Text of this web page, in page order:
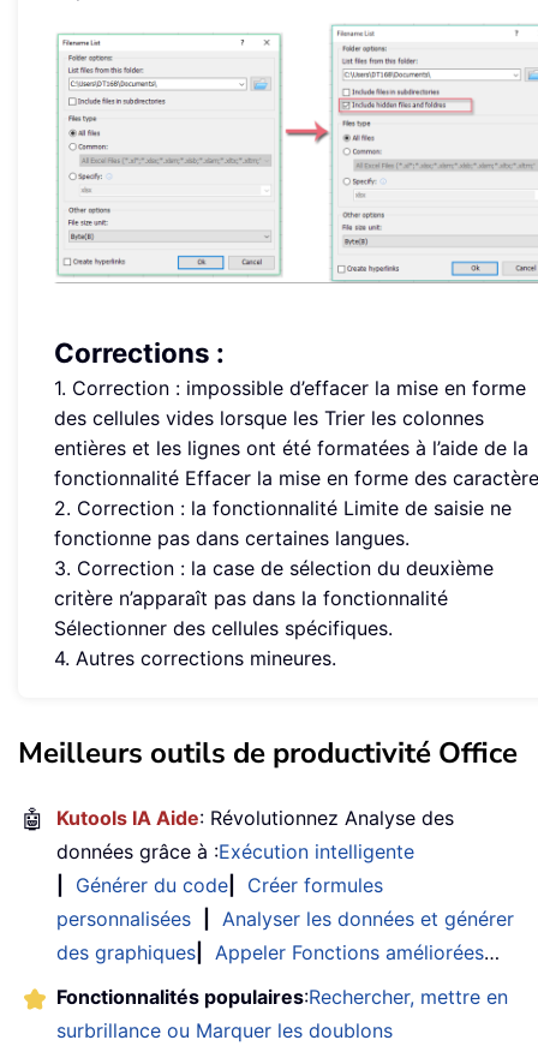
Corrections :
1. Correction : impossible d’effacer la mise en forme
des cellules vides lorsque les Trier les colonnes
entières et les lignes ont été formatées à l’aide de la
fonctionnalité Effacer la mise en forme des
2. Correction : la fonctionnalité Limite de saisie ne
fonctionne pas dans certaines langues.
3. Correction : la case de sélection du deuxième
critère n’apparaît pas dans la fonctionnalité
Sélectionner des cellules spécifiques.
4. Autres corrections mineures.
Meilleurs outils de productivité Office
🤖 Kutools IA Aide: Révolutionnez Analyse des
données grâce à :Exécution intelligente
Générer du code
Créer formules
personnalisées
Analyser les données et générer
des graphiques
Appeler Fonctions améliorées…
Fonctionnalités populaires:Rechercher, mettre en
surbrillance ou Marquer les doublons